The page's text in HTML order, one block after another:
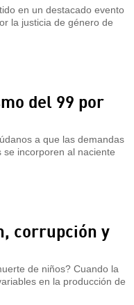
en un destacado evento
la justicia de género de
del 99 por
a que las demandas
incorporen al naciente
corrupción y
de niños? Cuando la
en la producción de